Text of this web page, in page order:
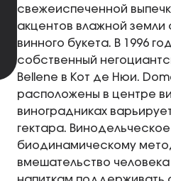
свежеиспеченной
акцентов влажной
винного букета. В 1996
собственный
Bellene в Кот де Нюи.
расположены в центре
виноградниках
гектара.
биодинамическому
вмешательство